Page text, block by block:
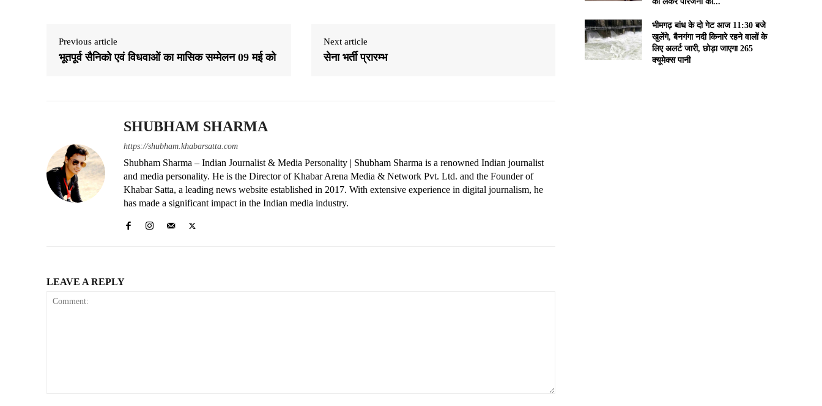
Previous article
भूतपूर्व सैनिको एवं विधवाओं का मासिक सम्मेलन 09 मई को
Next article
सेना भर्ती प्रारम्भ
SHUBHAM SHARMA
https://shubham.khabarsatta.com
Shubham Sharma – Indian Journalist & Media Personality | Shubham Sharma is a renowned Indian journalist
and media personality. He is the Director of Khabar Arena Media & Network Pvt. Ltd. and the Founder of
Khabar Satta, a leading news website established in 2017. With extensive experience in digital journalism, he
has made a significant impact in the Indian media industry.
LEAVE A REPLY
भीमगढ़ बांध के दो गेट आज 11:30 बजे
खुलेंगे, बैनगंगा नदी किनारे रहने वालों के
लिए अलर्ट जारी, छोड़ा जाएगा 265
क्यूमेक्स पानी